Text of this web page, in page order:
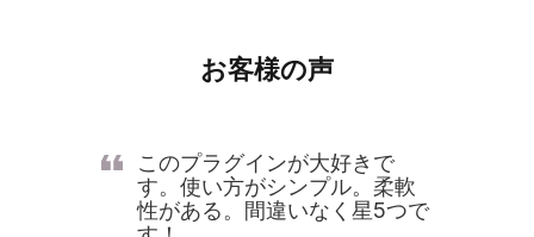
お客様の声
このプラグインが大好きで
す。使い方がシンプル。柔軟
性がある。間違いなく星5つで